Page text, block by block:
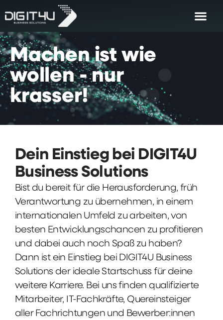
Machen ist wie
wollen - nur
krasser!
Dein Einstieg bei DIGIT4U
Business Solutions
Bist du bereit für die Herausforderung, früh
Verantwortung zu übernehmen, in einem
internationalen Umfeld zu arbeiten, von
besten Entwicklungschancen zu profitieren
und dabei auch noch Spaß zu haben?
Dann ist ein Einstieg bei DIGIT4U Business
Solutions der ideale Startschuss für deine
weitere Karriere. Bei uns finden qualifizierte
Mitarbeiter, IT-Fachkräfte, Quereinsteiger
aller Fachrichtungen und Bewerber:innen